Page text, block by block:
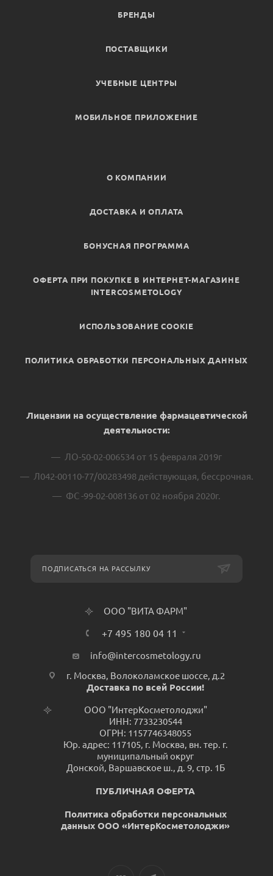
БРЕНДЫ
ПОСТАВЩИКИ
УЧЕБНЫЕ ЦЕНТРЫ
МОБИЛЬНОЕ ПРИЛОЖЕНИЕ
О КОМПАНИИ
ДОСТАВКА И ОПЛАТА
БОНУСНАЯ ПРОГРАММА
ОФЕРТА ПРИ ПОКУПКЕ В ИНТЕРНЕТ-МАГАЗИНЕ
INTERCOSMETOLOGY
ИСПОЛЬЗОВАНИЕ COOKIE
ПОЛИТИКА ОБРАБОТКИ ПЕРСОНАЛЬНЫХ ДАННЫХ
Лицензии на осуществление фармацевтической
деятельности:
ЛО-50-02-006534 от 15 февраля 2019г
Л042-00110-77/00283498 действующая, бессрочная.
ФС -99-02-008136 от 02 ноября 2020г.
ПОДПИСАТЬСЯ НА РАССЫЛКУ
ООО "ВИТА ФАРМ"
+7 495 180 04 11
info@intercosmetology.ru
г. Москва, Волоколамское шоссе, д.2
Доставка по всей России!
ООО "ИнтерКосметолоджи"
ИНН: 7733230544
ОГРН: 1157746348055
Юр. адрес: 117105, г. Москва, вн. тер. г.
муниципальный округ
Донской, Варшавское ш., д. 9, стр. 1Б
ПУБЛИЧНАЯ ОФЕРТА
Политика обработки персональных
данных ООО «ИнтерКосметолоджи»